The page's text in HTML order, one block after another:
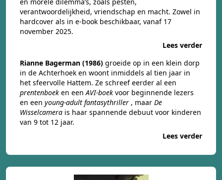
verantwoordelijkheid, vriendschap en macht. Zowel in
hardcover als in e-book beschikbaar, vanaf 17
november 2025.
Lees verder
Rianne Bagerman (1986) groeide op in een klein dorp
in de Achterhoek en woont inmiddels al tien jaar in
het sfeervolle Hattem. Ze schreef eerder al een
prentenboek en een AVI-boek voor beginnende lezers
en een young-adult fantasythriller , maar De
Wisselcamera is haar spannende debuut voor kinderen
van 9 tot 12 jaar.
Lees verder